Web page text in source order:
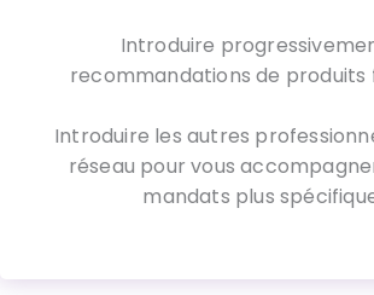
Informer, vous et vos partenaires,
dont vous devriez être au
Surveiller et vous aider à
situation financière qui